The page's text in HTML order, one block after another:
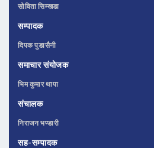
सोविता सिम्खडा
सम्पादक
दिपक पुडासैनी
समाचार संयोजक
भिम कुमार थापा
संचालक
निराजन भण्डारी
सह-सम्पादक